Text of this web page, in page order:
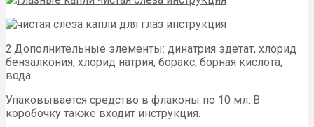
2.Дополнительные элементы: динатрия эдетат, хлорид
бензалкония, хлорид натрия, боракс, борная кислота,
вода.
Упаковывается средство в флаконы по 10 мл. В
коробочку также входит инструкция.